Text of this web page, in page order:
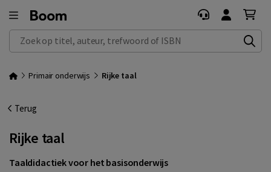
Zoek op titel, auteur, trefwoord of ISBN
Primair onderwijs Rijke taal
Terug
Rijke taal
Taaldidactiek voor het basisonderwijs